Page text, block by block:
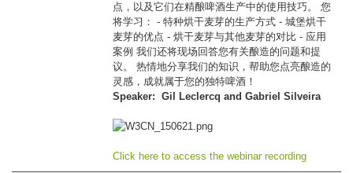
点，以及它们在精酿啤酒生产中的使用技巧。 您
将学习： - 特种烘干麦芽的生产方式 - 城堡烘干
麦芽的优点 - 烘干麦芽与其他麦芽的对比 - 应用
案例 我们还将现场回答您有关酿造的问题和提
议。 热情地分享我们的知识，帮助您点亮酿造的
灵感，成就属于您的独特啤酒！
Speaker: Gil Leclercq and Gabriel Silveira
Click here to access the webinar recording